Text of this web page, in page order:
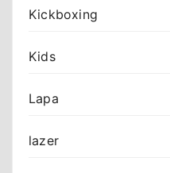
Kickboxing
Kids
Lapa
lazer